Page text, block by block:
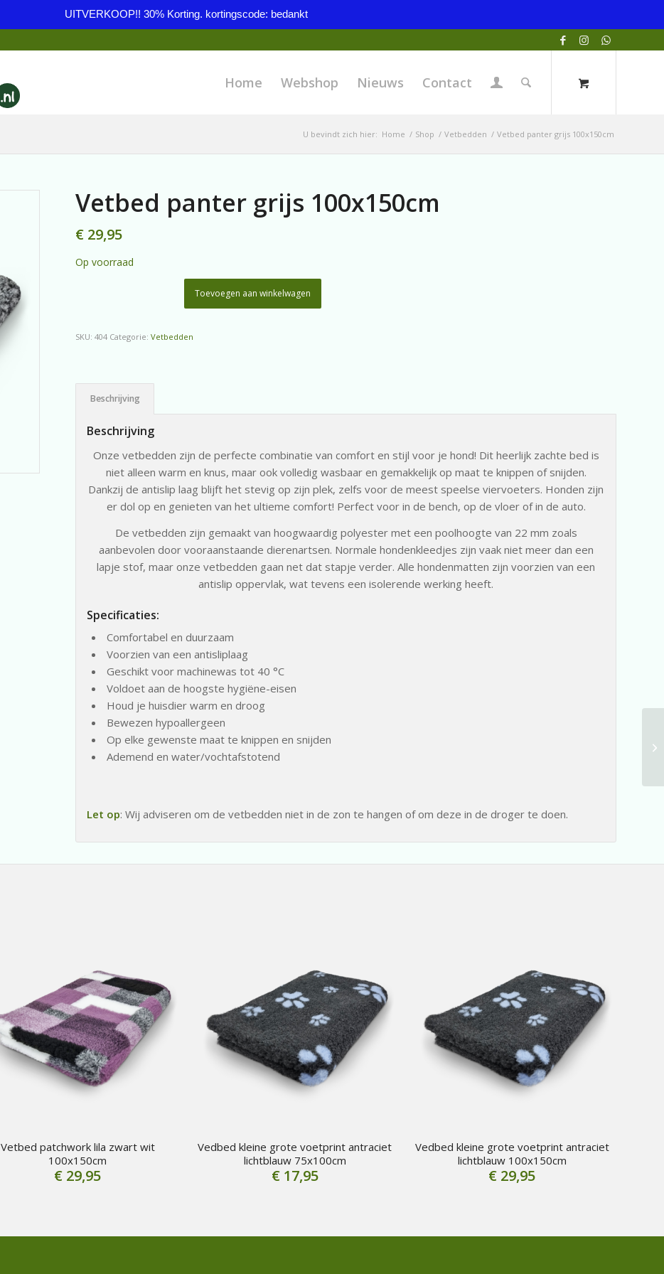
UITVERKOOP!! 30% Korting. kortingscode: bedankt
Home Webshop Nieuws Contact
U bevindt zich hier: Home / Shop / Vetbedden / Vetbed panter grijs 100x150cm
Vetbed panter grijs 100x150cm
€ 29,95
Op voorraad
Toevoegen aan winkelwagen
SKU:404 Categorie:Vetbedden
Beschrijving
Beschrijving
Onze vetbedden zijn de perfecte combinatie van comfort en stijl voor je hond! Dit heerlijk zachte bed is
niet alleen warm en knus, maar ook volledig wasbaar en gemakkelijk op maat te knippen of snijden.
Dankzij de antislip laag blijft het stevig op zijn plek, zelfs voor de meest speelse viervoeters. Honden zijn
er dol op en genieten van het ultieme comfort! Perfect voor in de bench, op de vloer of in de auto.
De vetbedden zijn gemaakt van hoogwaardig polyester met een poolhoogte van 22 mm zoals
aanbevolen door vooraanstaande dierenartsen. Normale hondenkleedjes zijn vaak niet meer dan een
lapje stof, maar onze vetbedden gaan net dat stapje verder. Alle hondenmatten zijn voorzien van een
antislip oppervlak, wat tevens een isolerende werking heeft.
Specificaties:
Comfortabel en duurzaam
Voorzien van een antisliplaag
Geschikt voor machinewas tot 40 °C
Voldoet aan de hoogste hygiëne-eisen
Houd je huisdier warm en droog
Bewezen hypoallergeen
Op elke gewenste maat te knippen en snijden
Ademend en water/vochtafstotend
Let op: Wij adviseren om de vetbedden niet in de zon te hangen of om deze in de droger te doen.
Vetbed patchwork lila zwart wit
100x150cm
€ 29,95
Vedbed kleine grote voetprint antraciet
lichtblauw 75x100cm
€17,95
Vedbed kleine grote voetprint antraciet
lichtblauw 100x150cm
€ 29,95